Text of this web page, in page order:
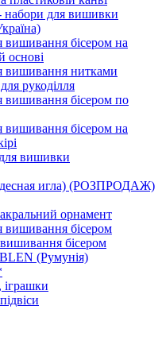
набори для вишивки
вишивання бісером на
основі
вишивання нитками
рукоділля
вишивання бісером по
вишивання бісером на
вишивки
игла) (РОЗПРОДАЖ)
орнамент
вишивання бісером
бісером
(Румунія)
іграшки